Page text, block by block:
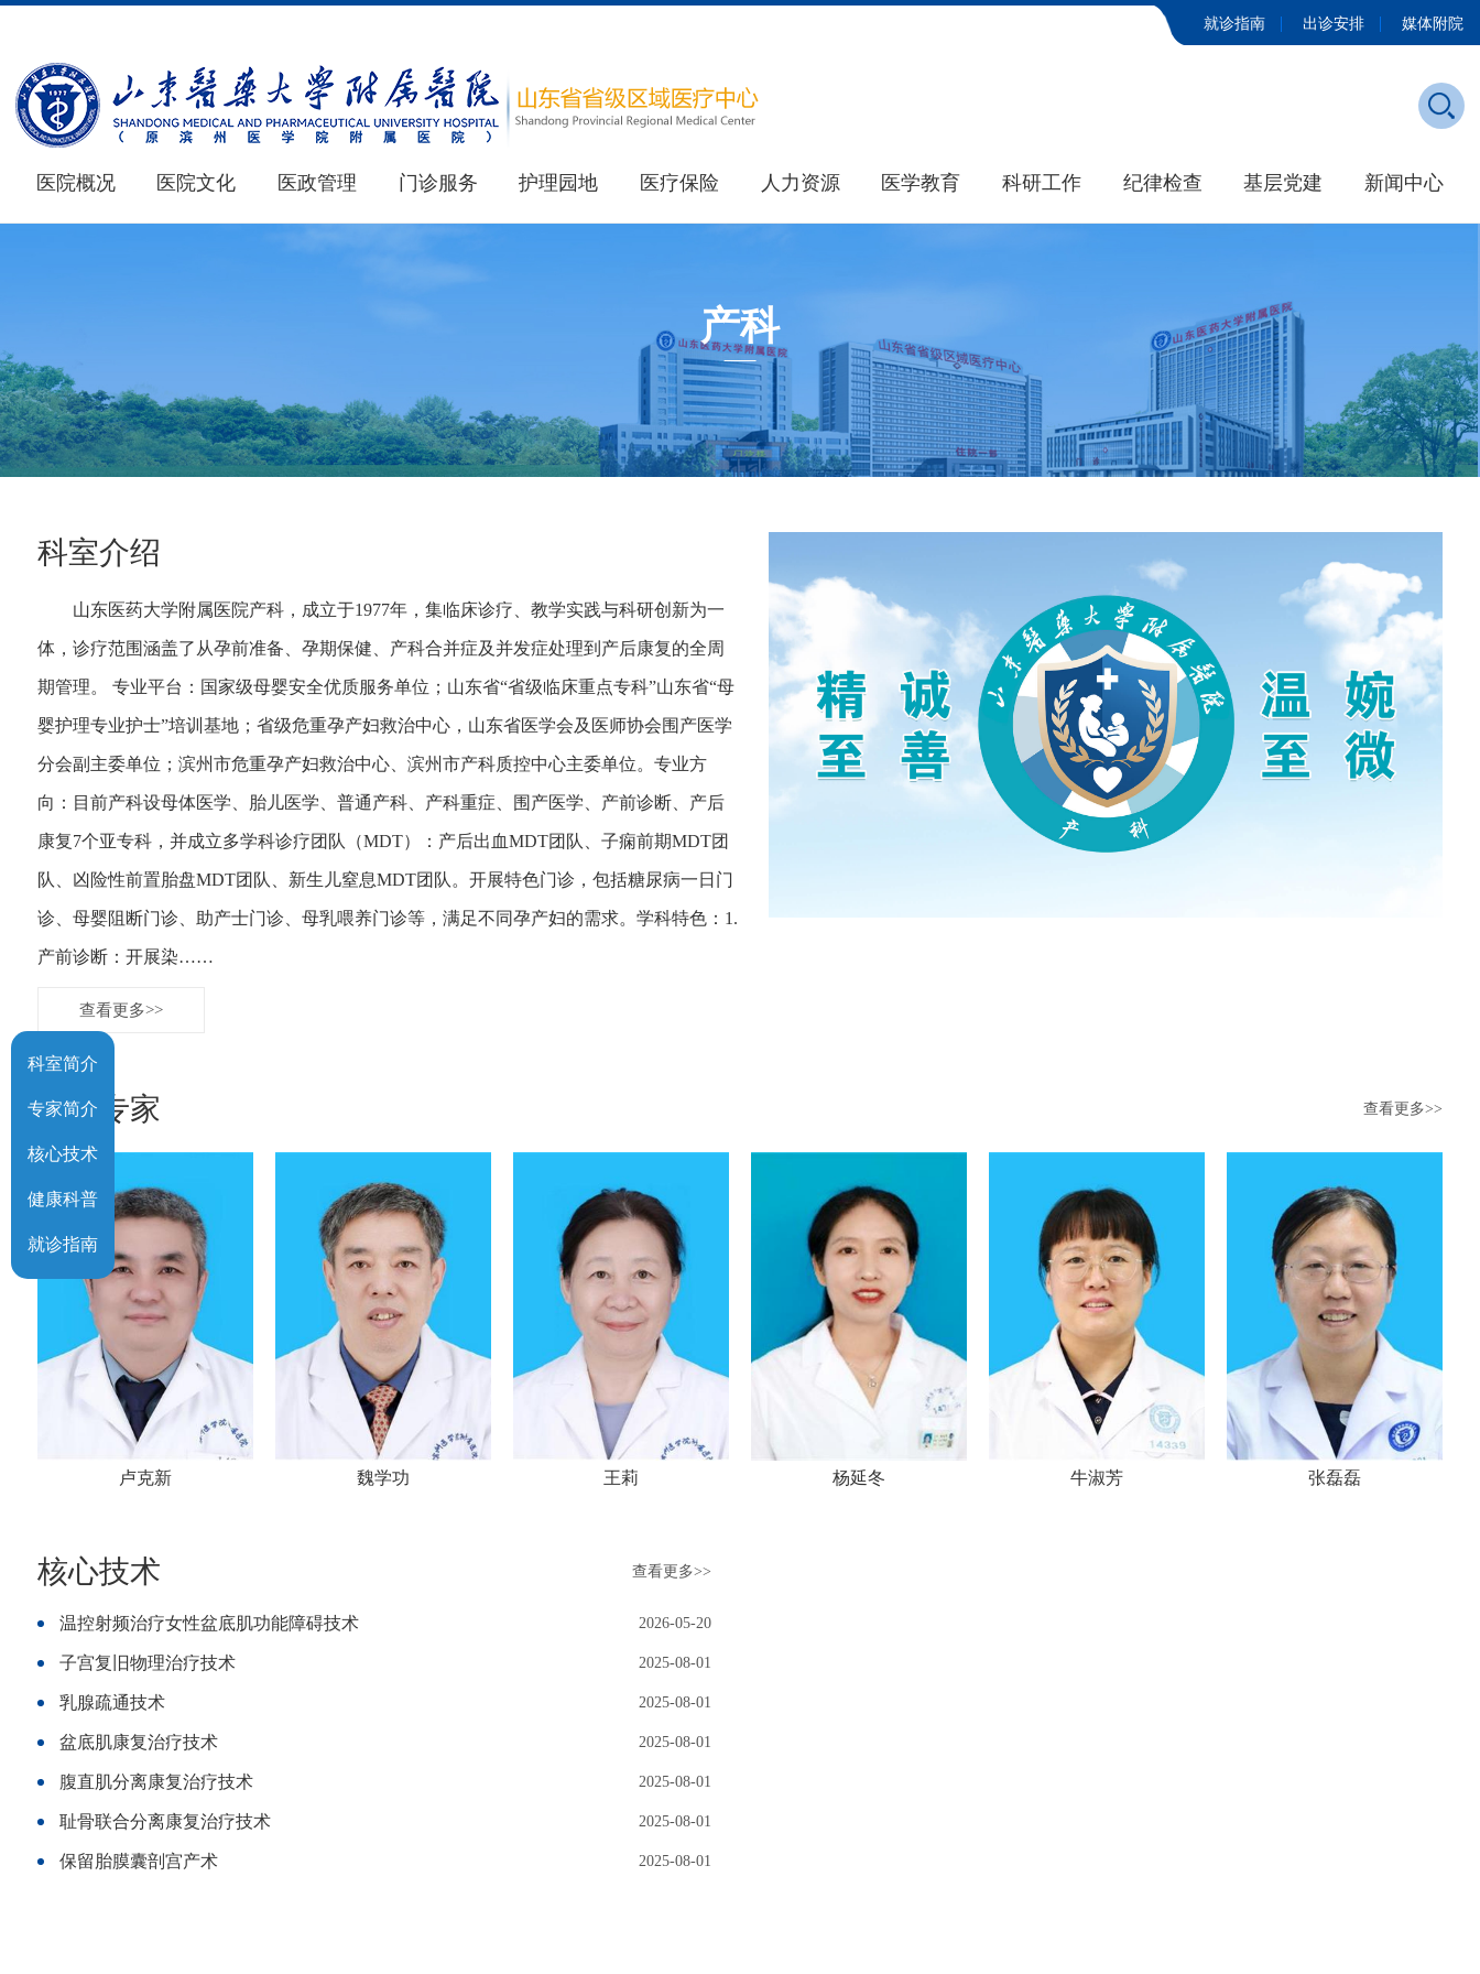
就诊指南 出诊安排 媒体附院
医院概况
MORE+
医院文化 医政管理 门诊服务 护理园地 医疗保险 人力资源 医学教育
仁心 · 妙术
科研工作 纪律检查 基层党建 新闻中心
MORE+
媒体附院
健康科普 最新公告 招标公告
产科
科室介绍
山东医药大学附属医院产科，成立于1977年，集临床诊疗、教学实践与科研创新为一
体，诊疗范围涵盖了从孕前准备、孕期保健、产科合并症及并发症处理到产后康复的全周
期管理。 专业平台：国家级母婴安全优质服务单位；山东省“省级临床重点专科”山东省“母
婴护理专业护士”培训基地；省级危重孕产妇救治中心，山东省医学会及医师协会围产医学
分会副主委单位；滨州市危重孕产妇救治中心、滨州市产科质控中心主委单位。专业方
向：目前产科设母体医学、胎儿医学、普通产科、产科重症、围产医学、产前诊断、产后
康复7个亚专科，并成立多学科诊疗团队（MDT）：产后出血MDT团队、子痫前期MDT团
队、凶险性前置胎盘MDT团队、新生儿窒息MDT团队。开展特色门诊，包括糖尿病一日门
诊、母婴阻断门诊、助产士门诊、母乳喂养门诊等，满足不同孕产妇的需求。学科特色：1.
产前诊断：开展染……
查看更多>>
科室专家 查看更多>>
卢克新 魏学功 王莉 杨延冬 牛淑芳 张磊磊
核心技术 查看更多>>
温控射频治疗女性盆底肌功能障碍技术 2026-05-20
子宫复旧物理治疗技术 2025-08-01
乳腺疏通技术 2025-08-01
盆底肌康复治疗技术 2025-08-01
腹直肌分离康复治疗技术 2025-08-01
耻骨联合分离康复治疗技术 2025-08-01
保留胎膜囊剖宫产术 2025-08-01
科室简介
专家简介
核心技术
健康科普
就诊指南